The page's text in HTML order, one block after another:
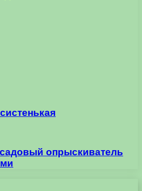
опрыскиватель